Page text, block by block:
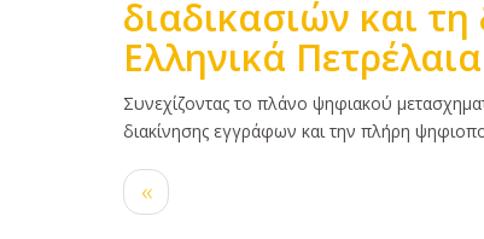
διαδικασιών και
Ελληνικά Πετρέλαια
Κυρίως
κείμενο
Συνεχίζοντας το πλάνο ψηφιακού
διακίνησης εγγράφων και την πλήρη
Σελιδοποίηση
Προηγούμενη
σελίδα
‹‹